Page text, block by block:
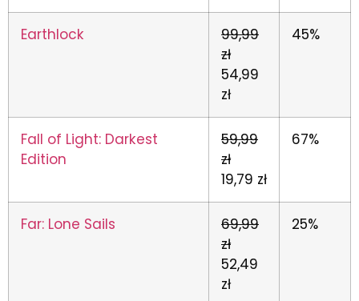
Earthlock
99,99
zł
54,99
zł
45%
Fall of Light: Darkest
Edition
59,99
zł
19,79 zł
67%
Far: Lone Sails
69,99
zł
52,49
zł
25%